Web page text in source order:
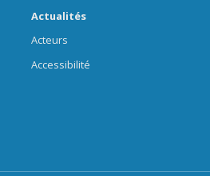
Actualités
Acteurs
Accessibilité